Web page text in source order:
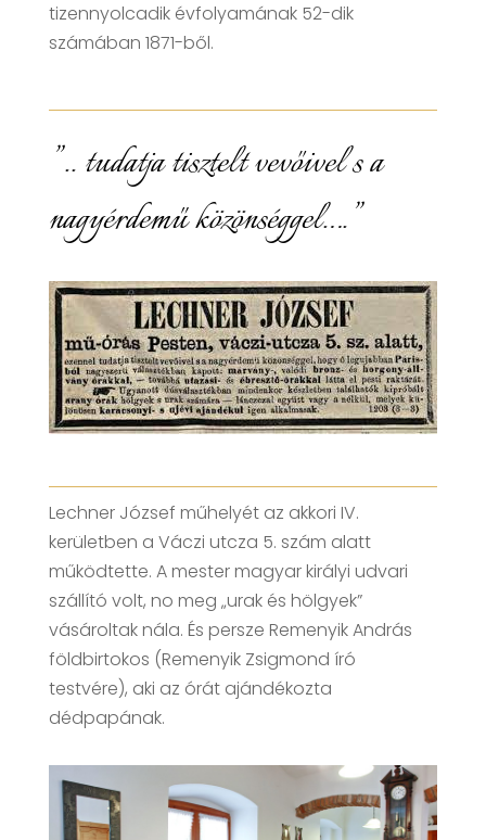
tizennyolcadik évfolyamának 52-dik
számában 1871-ből.
” .. tudatja tisztelt vevőivel s a
nagyérdemű közönséggel….”
Lechner József műhelyét az akkori IV.
kerületben a Váczi utcza 5. szám alatt
működtette. A mester magyar királyi udvari
szállító volt, no meg „urak és hölgyek”
vásároltak nála. És persze Remenyik András
földbirtokos (Remenyik Zsigmond író
testvére), aki az órát ajándékozta
dédpapának.